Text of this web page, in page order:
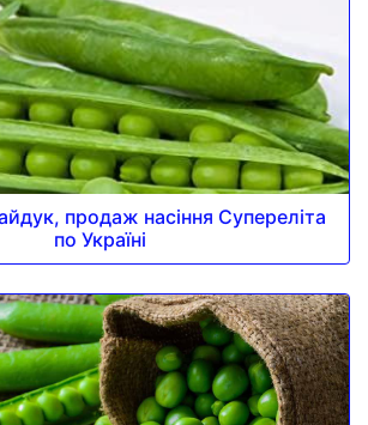
продаж насіння Супереліта
по Україні